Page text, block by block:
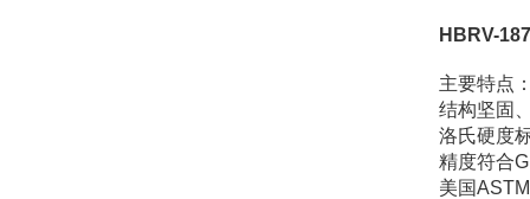
HBRV-
主要特点
结构坚固
洛氏硬度
精度符合
美国